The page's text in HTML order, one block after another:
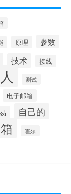
原理 参数
技术 接线
测试
电子邮箱
自己的
霍尔